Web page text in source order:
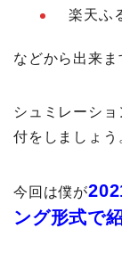
楽天ふ
などから出来ま
シュミレーシ
付をしましょう
今回は僕が
ング形式で